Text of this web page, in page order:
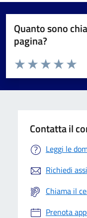
Quanto sono
pagina?
Valuta da 1 a 5 stelle la
Valuta 4
Valuta 3
Valuta 2 stelle
Valuta 1 stelle su 5
Contatta il
Leggi le
Richiedi
Chiama il
Prenota